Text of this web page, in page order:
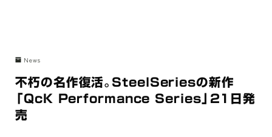
News
不朽の名作復活。SteelSeriesの新作
「QcK Performance Series」21日発
売